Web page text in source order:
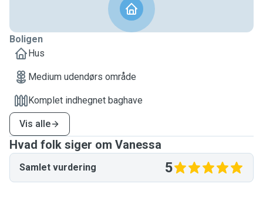
Boligen
Hus
Medium udendørs område
Komplet indhegnet baghave
Vis alle
Hvad folk siger om Vanessa
Samlet vurdering 5